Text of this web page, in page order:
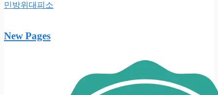
민방위대피소
New Pages